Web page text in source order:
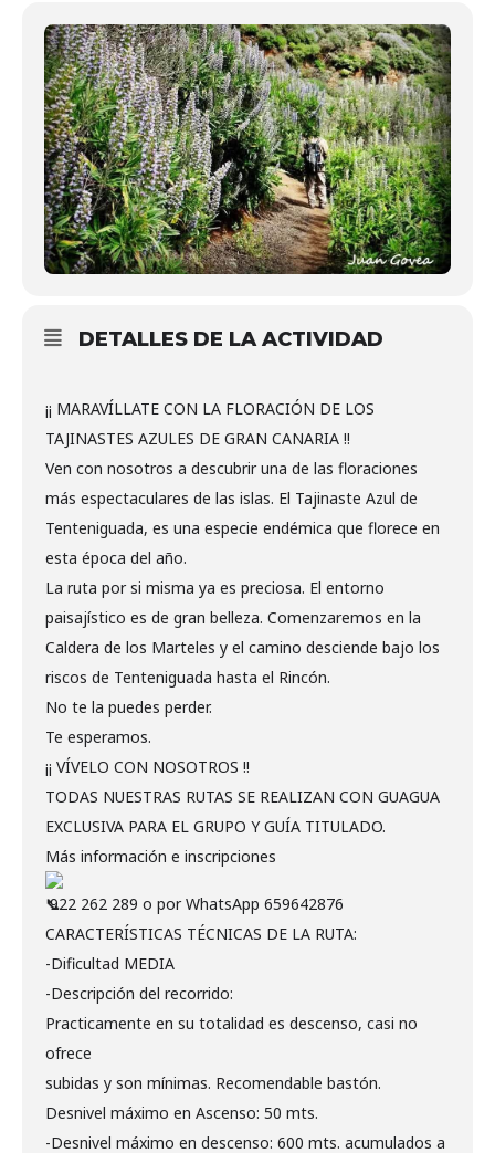
DETALLES DE LA ACTIVIDAD
¡¡ MARAVÍLLATE CON LA FLORACIÓN DE LOS
TAJINASTES AZULES DE GRAN CANARIA !!
Ven con nosotros a descubrir una de las floraciones
más espectaculares de las islas. El Tajinaste Azul de
Tenteniguada, es una especie endémica que florece en
esta época del año.
La ruta por si misma ya es preciosa. El entorno
paisajístico es de gran belleza. Comenzaremos en la
Caldera de los Marteles y el camino desciende bajo los
riscos de Tenteniguada hasta el Rincón.
No te la puedes perder.
Te esperamos.
¡¡ VÍVELO CON NOSOTROS !!
TODAS NUESTRAS RUTAS SE REALIZAN CON GUAGUA
EXCLUSIVA PARA EL GRUPO Y GUÍA TITULADO.
Más información e inscripciones
922 262 289 o por WhatsApp 659642876
CARACTERÍSTICAS TÉCNICAS DE LA RUTA:
-Dificultad MEDIA
-Descripción del recorrido:
Practicamente en su totalidad es descenso, casi no
ofrece
subidas y son mínimas. Recomendable bastón.
Desnivel máximo en Ascenso: 50 mts.
-Desnivel máximo en descenso: 600 mts. acumulados a